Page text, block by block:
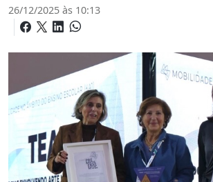
26/12/2025 às 10:13